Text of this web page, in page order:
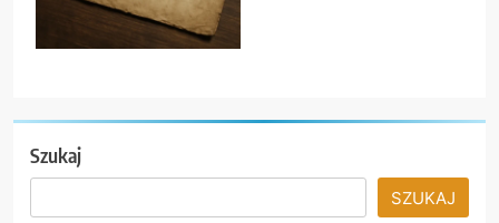
Szukaj
SZUKAJ